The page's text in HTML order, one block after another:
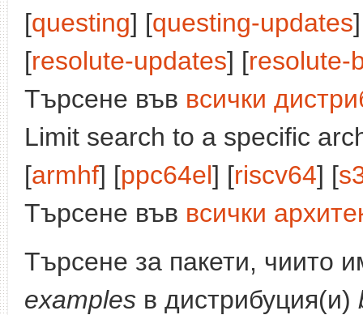
[questing] [questing-updates
[resolute-updates] [resolute-
Търсене във всички
Limit search to a specific
[armhf] [ppc64el] [riscv64] [
Търсене във всички
Търсене за пакети, чиито
examples в дистрибуция(и)